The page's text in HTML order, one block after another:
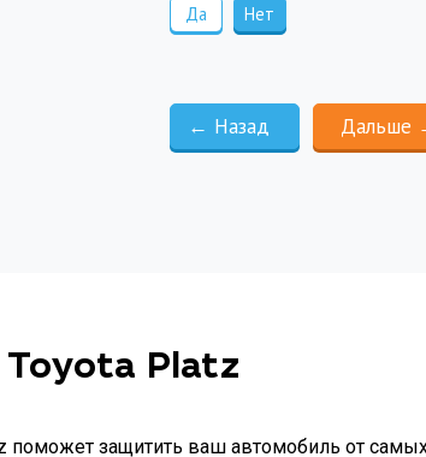
Да Нет
Platz
защитить ваш автомобиль от